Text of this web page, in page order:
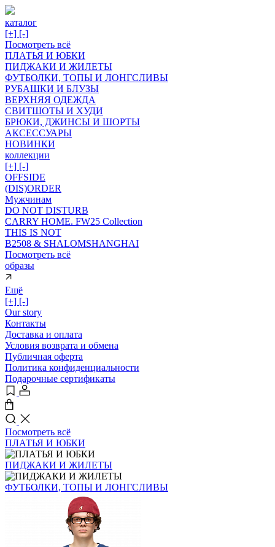
каталог
[+] [-]
Посмотреть всё
ПЛАТЬЯ И ЮБКИ
ПИДЖАКИ И ЖИЛЕТЫ
ФУТБОЛКИ, ТОПЫ И ЛОНГСЛИВЫ
РУБАШКИ И БЛУЗЫ
ВЕРХНЯЯ ОДЕЖДА
СВИТШОТЫ И ХУДИ
БРЮКИ, ДЖИНСЫ И ШОРТЫ
АКСЕССУАРЫ
НОВИНКИ
коллекции
[+] [-]
OFFSIDE
(DIS)ORDER
Мужчинам
DO NOT DISTURB
CARRY HOME. FW25 Collection
THIS IS NOT
B2508 & SHALOMSHANGHAI
Посмотреть всё
образы
Ещё
[+] [-]
Our story
Контакты
Доставка и оплата
Условия возврата и обмена
Публичная оферта
Политика конфиденциальности
Подарочные сертификаты
Посмотреть всё
ПЛАТЬЯ И ЮБКИ
ПИДЖАКИ И ЖИЛЕТЫ
ФУТБОЛКИ, ТОПЫ И ЛОНГСЛИВЫ